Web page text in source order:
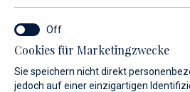
Registrieren Sie sich für
Newsletter
Cookies für Marketingzwecke
Sie speichern nicht direkt
jedoch auf einer einzigartigen